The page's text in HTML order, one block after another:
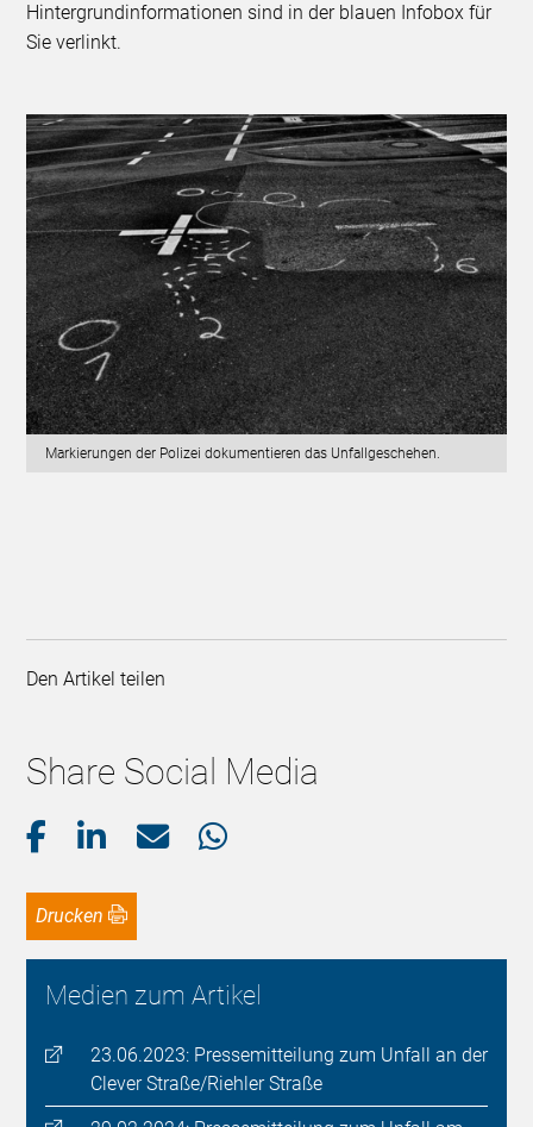
Hintergrundinformationen sind in der blauen Infobox für
Sie verlinkt.
Markierungen der Polizei dokumentieren das Unfallgeschehen.
Den Artikel teilen
Share Social Media
Drucken
Medien zum Artikel
23.06.2023: Pressemitteilung zum Unfall an der
Clever Straße/Riehler Straße